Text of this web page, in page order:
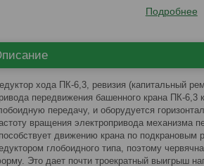
Подробнее
хода ПК-6,3, ревизия (капитальный
передвижения башенного крана ПК-6,3
передачу, и оборудуется
вращения электропривода механизма
движению крана по
глобоидного типа, поэтому
Это дает почти троекратный выигрыш